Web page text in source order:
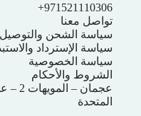
971521110306+
تواصل معنا
سياسة الشحن والتوصيل
سياسة الإسترداد
سياسة الخصوصية
الشروط والأحكام
المتحدة